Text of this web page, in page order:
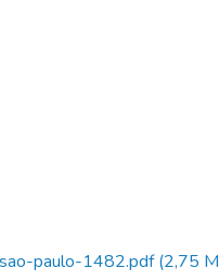
paulo-1482.pdf(2,75